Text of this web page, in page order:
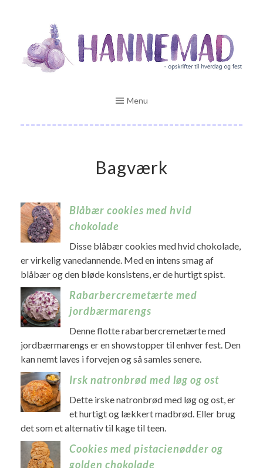
content
HANNEMAD.DK
Opskrifter til hverdag og fest
Menu
Bagværk
Blåbær cookies med hvid
chokolade
Disse blåbær cookies med hvid chokolade,
er virkelig vanedannende. Med en intens smag af
blåbær og den bløde konsistens, er de hurtigt spist.
Rabarbercremetærte med
jordbærmarengs
Denne flotte rabarbercremetærte med
jordbærmarengs er en showstopper til enhver fest. Den
kan nemt laves i forvejen og så samles senere.
Irsk natronbrød med løg og ost
Dette irske natronbrød med løg og ost, er
et hurtigt og lækkert madbrød. Eller brug
det som et alternativ til kage til teen.
Cookies med pistacienødder og
golden chokolade